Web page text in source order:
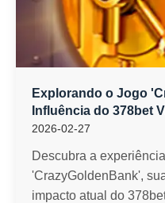
Explorando o Jogo
Influência do 378bet
2026-02-27
Descubra a
'CrazyGoldenBank',
impacto atual do